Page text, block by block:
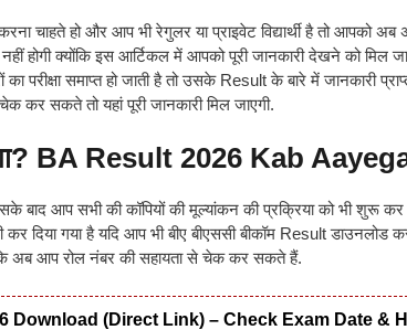
चाहते हो और आप भी रेगुलर या प्राइवेट विद्यार्थी है तो आपको अब
होगी क्योंकि इस आर्टिकल में आपको पूरी जानकारी देखने को मिल
परीक्षा समाप्त हो जाती है तो उसके Result के बारे में जानकारी
कर सकते तो यहां पूरी जानकारी मिल जाएगी.
BA Result 2026 Kab
बाद आप सभी की कॉपियों की मूल्यांकन की प्रक्रिया को भी शुरू कर
दिया गया है यदि आप भी बीए बीएससी बीकॉम Result डाउनलोड
अब आप रोल नंबर की सहायता से चेक कर सकते हैं.
Download (Direct Link) – Check Exam Date &